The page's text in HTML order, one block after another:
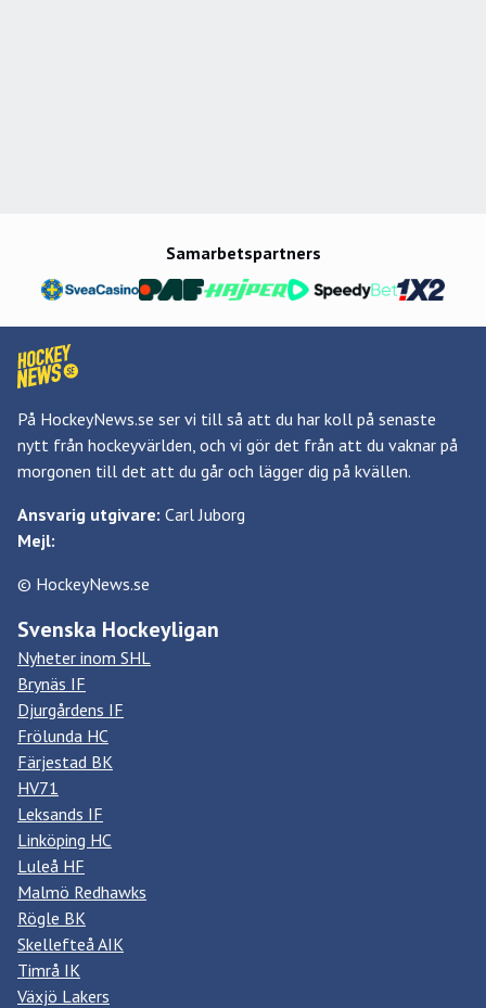
Samarbetspartners
På HockeyNews.se ser vi till så att du har koll på senaste
nytt från hockeyvärlden, och vi gör det från att du vaknar på
morgonen till det att du går och lägger dig på kvällen.
Ansvarig utgivare: Carl Juborg
Mejl:
© HockeyNews.se
Svenska Hockeyligan
Nyheter inom SHL
Brynäs IF
Djurgårdens IF
Frölunda HC
Färjestad BK
HV71
Leksands IF
Linköping HC
Luleå HF
Malmö Redhawks
Rögle BK
Skellefteå AIK
Timrå IK
Växjö Lakers